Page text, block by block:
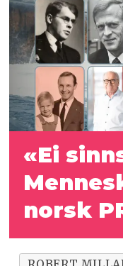
«Ei
norsk